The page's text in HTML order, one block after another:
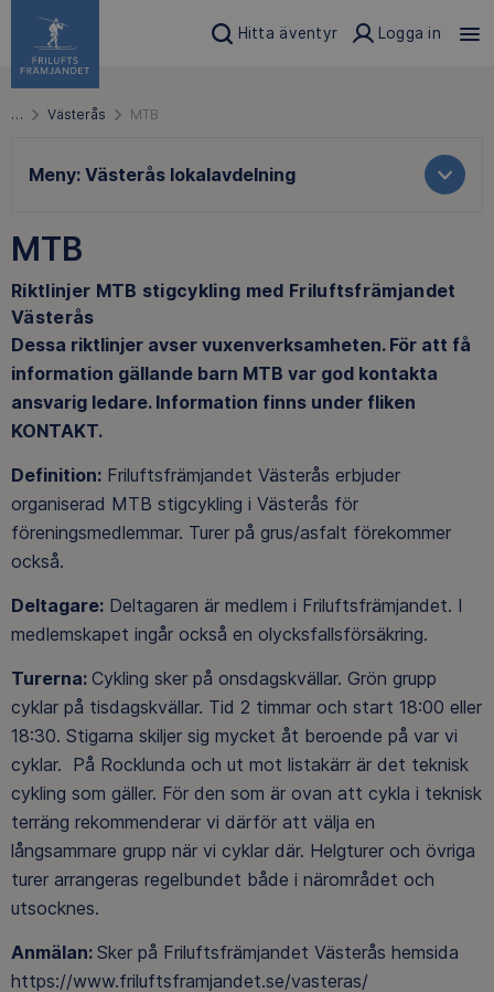
Hitta äventyr Logga in
… Västerås MTB
Meny: Västerås lokalavdelning
MTB
Riktlinjer MTB stigcykling med Friluftsfrämjandet
Västerås
Dessa riktlinjer avser vuxenverksamheten. För att få
information gällande barn MTB var god kontakta
ansvarig ledare. Information finns under fliken
KONTAKT.
Definition: Friluftsfrämjandet Västerås erbjuder
organiserad MTB stigcykling i Västerås för
föreningsmedlemmar. Turer på grus/asfalt förekommer
också.
Deltagare: Deltagaren är medlem i Friluftsfrämjandet. I
medlemskapet ingår också en olycksfallsförsäkring.
Turerna: Cykling sker på onsdagskvällar. Grön grupp
cyklar på tisdagskvällar. Tid 2 timmar och start 18:00 eller
18:30. Stigarna skiljer sig mycket åt beroende på var vi
cyklar. På Rocklunda och ut mot listakärr är det teknisk
cykling som gäller. För den som är ovan att cykla i teknisk
terräng rekommenderar vi därför att välja en
långsammare grupp när vi cyklar där. Helgturer och övriga
turer arrangeras regelbundet både i närområdet och
utsocknes.
Anmälan: Sker på Friluftsfrämjandet Västerås hemsida
https://www.friluftsframjandet.se/vasteras/